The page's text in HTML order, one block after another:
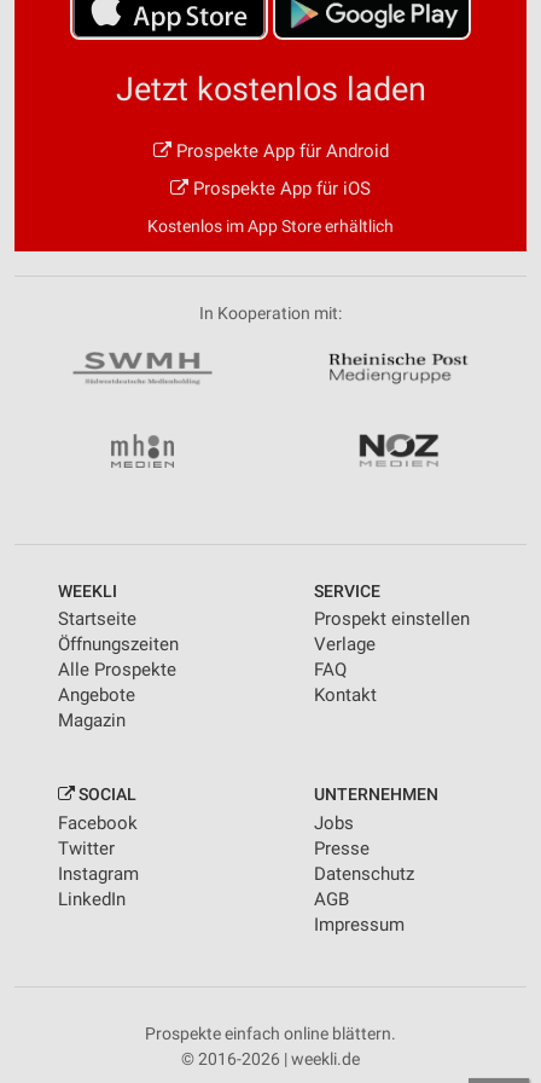
Jetzt kostenlos laden
Prospekte App für Android
Prospekte App für iOS
Kostenlos im App Store erhältlich
In Kooperation mit:
WEEKLI
Startseite
Öffnungszeiten
Alle Prospekte
Angebote
Magazin
SERVICE
Prospekt einstellen
Verlage
FAQ
Kontakt
SOCIAL
Facebook
Twitter
Instagram
LinkedIn
UNTERNEHMEN
Jobs
Presse
Datenschutz
AGB
Impressum
Prospekte einfach online blättern.
© 2016-2026 | weekli.de
Informationen identifizieren
Notwendig